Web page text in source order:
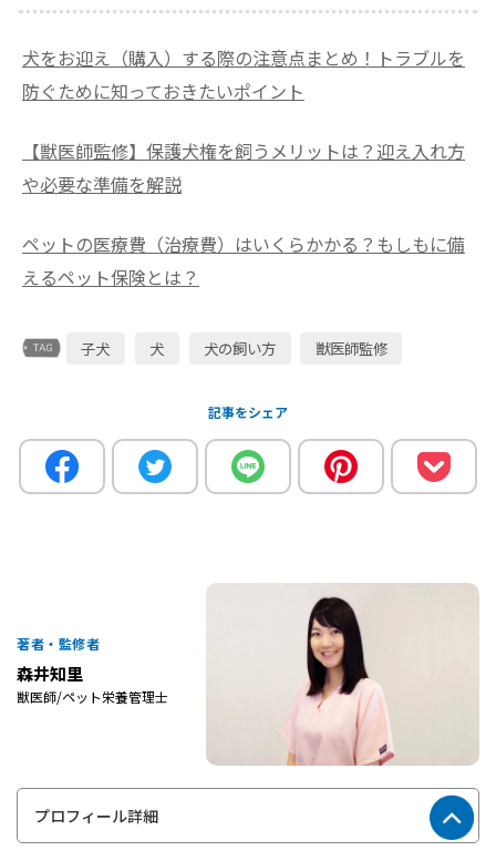
犬をお迎え（購入）する際の注意点まとめ！トラブルを
防ぐために知っておきたいポイント
【獣医師監修】保護犬権を飼うメリットは？迎え入れ方
や必要な準備を解説
ペットの医療費（治療費）はいくらかかる？もしもに備
えるペット保険とは？
子犬 犬 犬の飼い方 獣医師監修
記事をシェア
著者・監修者
森井知里
獣医師/ペット栄養管理士
プロフィール詳細